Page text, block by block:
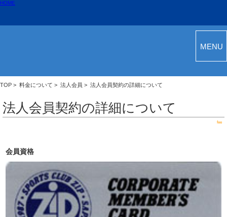
MENU
HOME
TOP > 料金について > 法人会員 > 法人会員契約の詳細について
法人会員契約の詳細について
fee
会員資格